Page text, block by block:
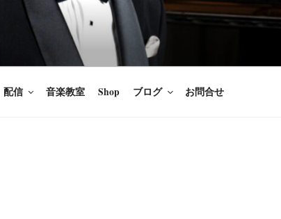
家/BARITONE
ること、生きることは喜び
いあなたに「いのちの歌」
配信 音楽教室 Shop ブログ お問合せ